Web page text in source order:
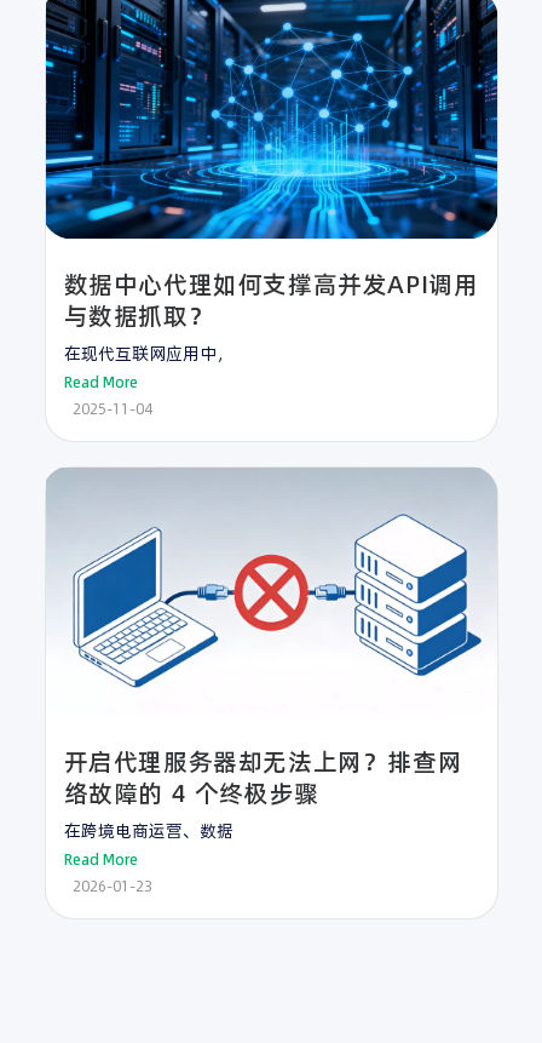
数据中心代理如何支撑高并发API调用
与数据抓取？
在现代互联网应用中，
Read More
2025-11-04
开启代理服务器却无法上网？排查网
络故障的 4 个终极步骤
在跨境电商运营、数据
Read More
2026-01-23